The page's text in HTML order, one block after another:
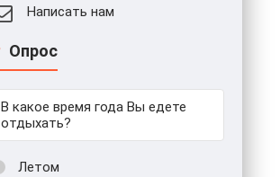
Написать нам
Опрос
В какое время года Вы едете
отдыхать?
Летом